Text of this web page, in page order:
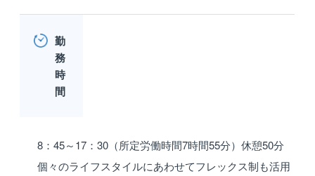
勤
務
時
間
8：45～17：30（所定労働時間7時間55分）休憩50分
個々のライフスタイルにあわせてフレックス制も活用